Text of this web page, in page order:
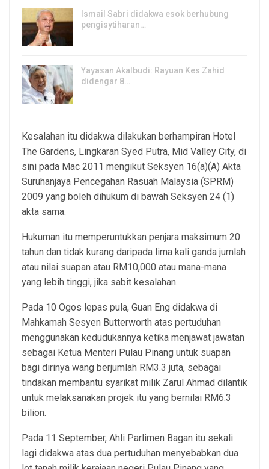
Ismail Sabri didakwa esok berhubung
pengisytiharan…
Yayasan Akalbudi: Rayuan Kes Zahid
didengar 8…
Kesalahan itu didakwa dilakukan berhampiran Hotel
The Gardens, Lingkaran Syed Putra, Mid Valley City, di
sini pada Mac 2011 mengikut Seksyen 16(a)(A) Akta
Suruhanjaya Pencegahan Rasuah Malaysia (SPRM)
2009 yang boleh dihukum di bawah Seksyen 24 (1)
akta sama.
Hukuman itu memperuntukkan penjara maksimum 20
tahun dan tidak kurang daripada lima kali ganda jumlah
atau nilai suapan atau RM10,000 atau mana-mana
yang lebih tinggi, jika sabit kesalahan.
Pada 10 Ogos lepas pula, Guan Eng didakwa di
Mahkamah Sesyen Butterworth atas pertuduhan
menggunakan kedudukannya ketika menjawat jawatan
sebagai Ketua Menteri Pulau Pinang untuk suapan
bagi dirinya wang berjumlah RM3.3 juta, sebagai
tindakan membantu syarikat milik Zarul Ahmad dilantik
untuk melaksanakan projek itu yang bernilai RM6.3
bilion.
Pada 11 September, Ahli Parlimen Bagan itu sekali
lagi didakwa atas dua pertuduhan menyebabkan dua